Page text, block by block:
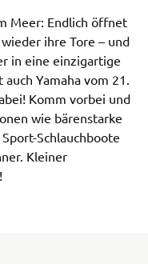
Meer: Endlich öffnet
ihre Tore – und
in eine einzigartige
Yamaha vom 21.
Komm vorbei und
wie bärenstarke
Schlauchboote
Kleiner